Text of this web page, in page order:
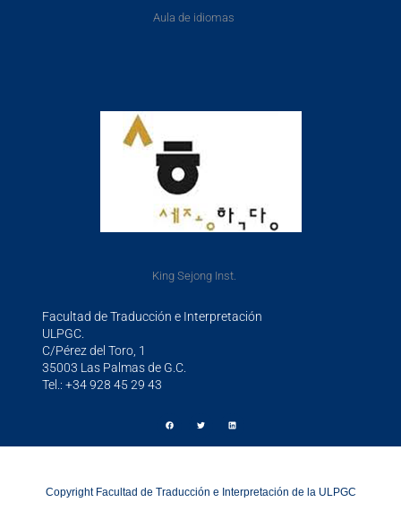
Aula de idiomas
King Sejong Inst.
Facultad de Traducción e Interpretación
ULPGC.
C/Pérez del Toro, 1
35003 Las Palmas de G.C.
Tel.: +34 928 45 29 43
Copyright Facultad de Traducción e Interpretación de la ULPGC